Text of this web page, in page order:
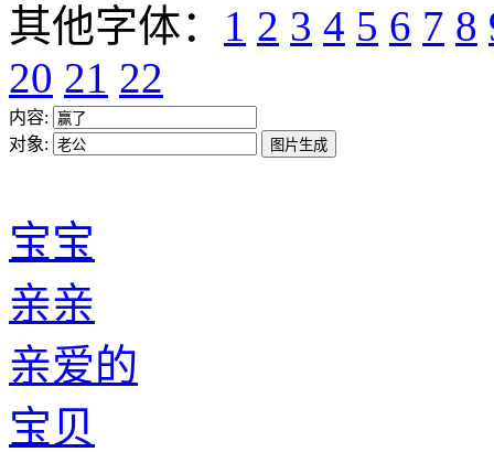
其他字体： 1 2 3 4 5 6 7 8
20 21 22
内容:
对象:
宝宝
亲亲
亲爱的
宝贝